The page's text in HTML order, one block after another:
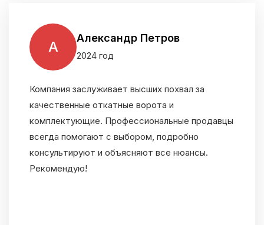
А
Александр Петров
2024 год
Компания заслуживает высших похвал за
качественные откатные ворота и
комплектующие. Профессиональные продавцы
всегда помогают с выбором, подробно
консультируют и объясняют все нюансы.
Рекомендую!